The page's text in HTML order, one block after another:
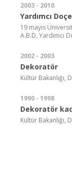
2003 - 2010
Yardımcı
19 mayıs
A.B.D, Yardımcı
2002 - 2003
Dekoratör
Kültür Bakanlığı,
1990 - 1998
Dekoratör
Kültür